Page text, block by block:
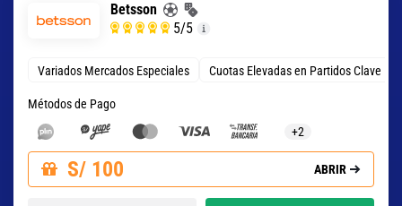
Betsson
5/5
Variados Mercados Especiales Cuotas Elevadas en Partidos Clave
Métodos de Pago
+2
S/ 100 ABRIR